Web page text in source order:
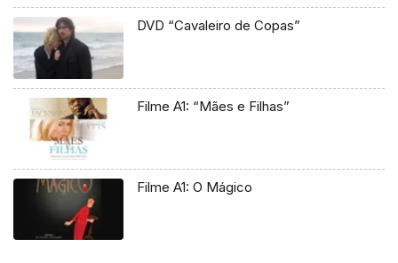
DVD “Cavaleiro de Copas”
Filme A1: “Mães e Filhas”
Filme A1: O Mágico